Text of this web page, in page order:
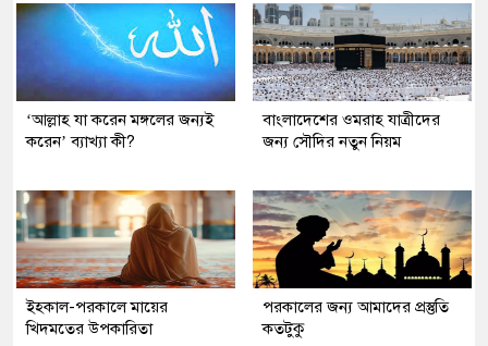
‘আল্লাহ যা করেন মঙ্গলের জন্যই
করেন’ ব্যাখ্যা কী?
বাংলাদেশের ওমরাহ যাত্রীদের
জন্য সৌদির নতুন নিয়ম
ইহকাল-পরকালে মায়ের
খিদমতের উপকারিতা
পরকালের জন্য আমাদের প্রস্তুতি
কতটুকু